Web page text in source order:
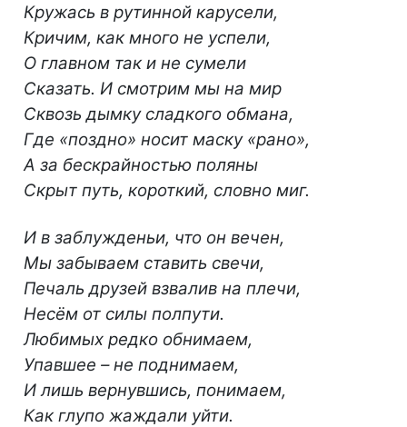
Кружась в рутинной карусели,
Кричим, как много не успели,
О главном так и не сумели
Сказать. И смотрим мы на мир
Сквозь дымку сладкого обмана,
Где «поздно» носит маску «рано»,
А за бескрайностью поляны
Скрыт путь, короткий, словно миг.
И в заблужденьи, что он вечен,
Мы забываем ставить свечи,
Печаль друзей взвалив на плечи,
Несём от силы полпути.
Любимых редко обнимаем,
Упавшее – не поднимаем,
И лишь вернувшись, понимаем,
Как глупо жаждали уйти.